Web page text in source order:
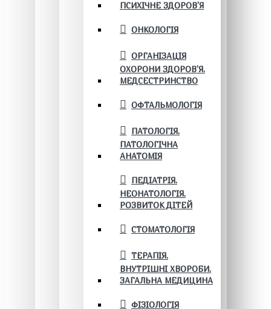
ПСИХІЧНЕ ЗДОРОВ’Я
ОНКОЛОГІЯ
ОРГАНІЗАЦІЯ
ОХОРОНИ ЗДОРОВ'Я.
МЕДСЕСТРИНСТВО
ОФТАЛЬМОЛОГІЯ
ПАТОЛОГІЯ.
ПАТОЛОГІЧНА
АНАТОМІЯ
ПЕДІАТРІЯ.
НЕОНАТОЛОГІЯ.
РОЗВИТОК ДІТЕЙ
СТОМАТОЛОГІЯ
ТЕРАПІЯ.
ВНУТРІШНІ ХВОРОБИ.
ЗАГАЛЬНА МЕДИЦИНА
ФІЗІОЛОГІЯ